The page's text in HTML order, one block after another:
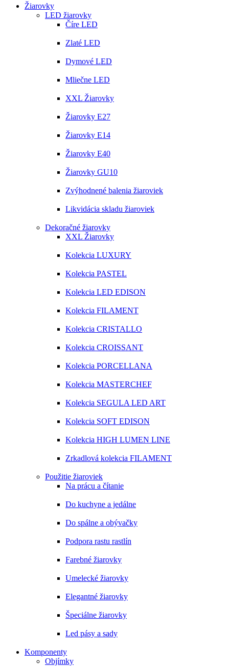
Žiarovky
LED žiarovky
Číre LED
Zlaté LED
Dymové LED
Mliečne LED
XXL Žiarovky
Žiarovky E27
Žiarovky E14
Žiarovky E40
Žiarovky GU10
Zvýhodnené balenia žiaroviek
Likvidácia skladu žiaroviek
Dekoračné žiarovky
XXL Žiarovky
Kolekcia LUXURY
Kolekcia PASTEL
Kolekcia LED EDISON
Kolekcia FILAMENT
Kolekcia CRISTALLO
Kolekcia CROISSANT
Kolekcia PORCELLANA
Kolekcia MASTERCHEF
Kolekcia SEGULA LED ART
Kolekcia SOFT EDISON
Kolekcia HIGH LUMEN LINE
Zrkadlová kolekcia FILAMENT
Použitie žiaroviek
Na prácu a čítanie
Do kuchyne a jedálne
Do spálne a obývačky
Podpora rastu rastlín
Farebné žiarovky
Umelecké žiarovky
Elegantné žiarovky
Špeciálne žiarovky
Led pásy a sady
Komponenty
Objímky